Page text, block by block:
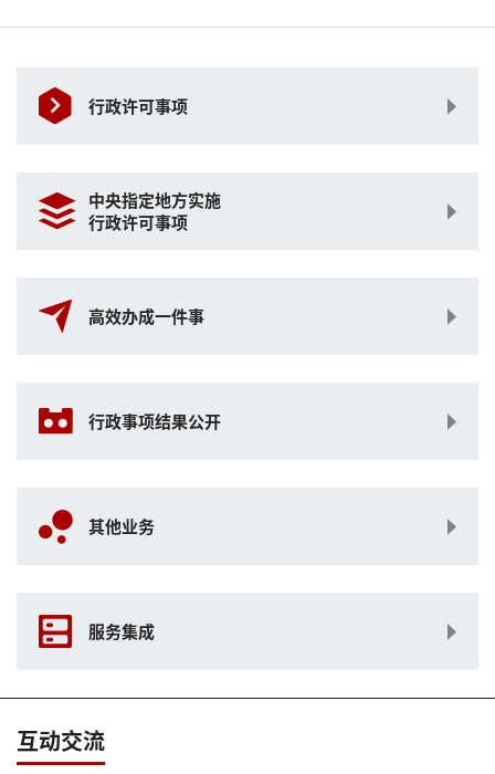
行政许可事项
中央指定地方实施
行政许可事项
高效办成一件事
行政事项结果公开
其他业务
服务集成
互动交流